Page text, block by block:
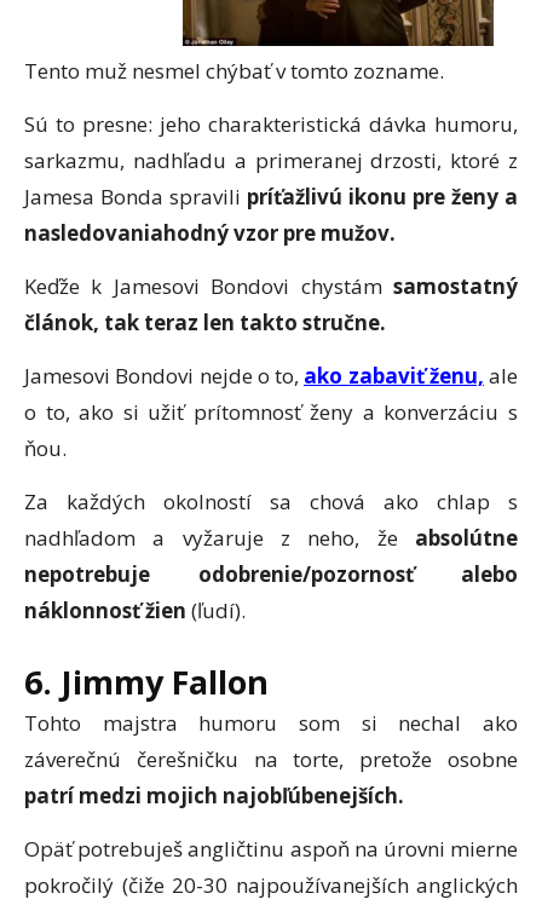
Tento muž nesmel chýbať v tomto zozname.
Sú to presne: jeho charakteristická dávka humoru,
sarkazmu, nadhľadu a primeranej drzosti, ktoré z
Jamesa Bonda spravili príťažlivú ikonu pre ženy a
nasledovaniahodný vzor pre mužov.
Keďže k Jamesovi Bondovi chystámsamostatný
článok, tak teraz len takto stručne.
Jamesovi Bondovi nejde o to, ako zabaviť ženu, ale
o to, ako si užiť prítomnosť ženy a konverzáciu s
ňou.
Za každých okolností sa chová ako chlap s
nadhľadom a vyžaruje z neho, že absolútne
nepotrebuje odobrenie/pozornosť alebo
náklonnosť žien (ľudí).
6. Jimmy Fallon
Tohto majstra humoru som si nechal ako
záverečnú čerešničku na torte, pretože osobne
patrí medzi mojich najobľúbenejších.
Opäť potrebuješ angličtinu aspoň na úrovni mierne
pokročilý (čiže 20-30 najpoužívanejších anglických